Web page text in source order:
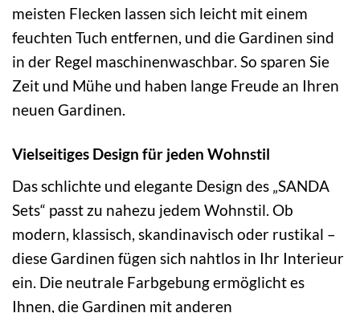
meisten Flecken lassen sich leicht mit einem
feuchten Tuch entfernen, und die Gardinen sind
in der Regel maschinenwaschbar. So sparen Sie
Zeit und Mühe und haben lange Freude an Ihren
neuen Gardinen.
Vielseitiges Design für jeden Wohnstil
Das schlichte und elegante Design des „SANDA
Sets“ passt zu nahezu jedem Wohnstil. Ob
modern, klassisch, skandinavisch oder rustikal –
diese Gardinen fügen sich nahtlos in Ihr Interieur
ein. Die neutrale Farbgebung ermöglicht es
Ihnen, die Gardinen mit anderen